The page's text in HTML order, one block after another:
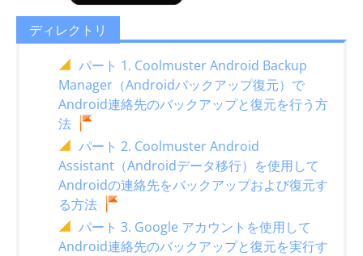
ディレクトリ
パート 1. Coolmuster Android Backup
Manager（Androidバックアップ復元）で
Android連絡先のバックアップと復元を行う方
法
パート 2. Coolmuster Android
Assistant（Androidデータ移行）を使用して
Androidの連絡先をバックアップおよび復元す
る方法
パート 3. Google アカウントを使用して
Android連絡先のバックアップと復元を実行す